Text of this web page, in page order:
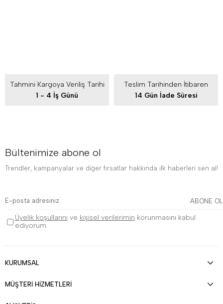
Tahmini Kargoya Veriliş Tarihi
1 - 4 İş Günü
Teslim Tarihinden İtibaren
14 Gün İade Süresi
Bültenimize abone ol
Trendler, kampanyalar ve diğer fırsatlar hakkında ilk haberleri sen al!
ABONE OL
Üyelik koşullarını ve kişisel verilerimin korunmasını kabul
ediyorum.
KURUMSAL
MÜŞTERİ HİZMETLERİ